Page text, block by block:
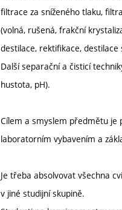
filtrace za sníženého tlaku,
(volná, rušená, frakční
destilace, rektifikace, destilace
Další separační a čisticí
hustota, pH).
Cílem a smyslem předmětu je
laboratorním vybavením a
Je třeba absolvovat všechna
v jiné studijní skupině.